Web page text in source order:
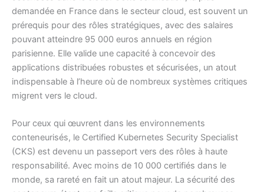
demandée en France dans le secteur cloud, est souvent un
prérequis pour des rôles stratégiques, avec des salaires
pouvant atteindre 95 000 euros annuels en région
parisienne. Elle valide une capacité à concevoir des
applications distribuées robustes et sécurisées, un atout
indispensable à l’heure où de nombreux systèmes critiques
migrent vers le cloud.
Pour ceux qui œuvrent dans les environnements
conteneurisés, le Certified Kubernetes Security Specialist
(CKS) est devenu un passeport vers des rôles à haute
responsabilité. Avec moins de 10 000 certifiés dans le
monde, sa rareté en fait un atout majeur. La sécurité des